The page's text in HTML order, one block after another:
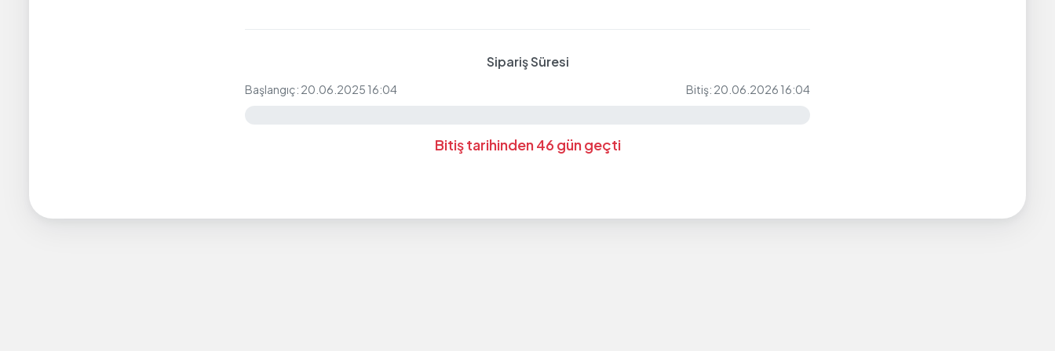
Sipariş Süresi
Başlangıç: 20.06.2025 16:04 Bitiş: 20.06.2026 16:04
Bitiş tarihinden 46 gün geçti